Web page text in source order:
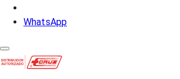
WhatsApp